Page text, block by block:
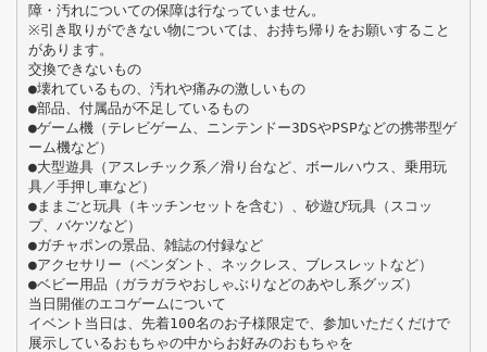
障・汚れについての保障は行なっていません。
※引き取りができない物については、お持ち帰りをお願いすること
があります。
交換できないもの
●壊れているもの、汚れや痛みの激しいもの
●部品、付属品が不足しているもの
●ゲーム機（テレビゲーム、ニンテンドー3DSやPSPなどの携帯型ゲ
ーム機など）
●大型遊具（アスレチック系／滑り台など、ボールハウス、乗用玩
具／手押し車など）
●ままごと玩具（キッチンセットを含む）、砂遊び玩具（スコッ
プ、バケツなど）
●ガチャポンの景品、雑誌の付録など
●アクセサリー（ペンダント、ネックレス、ブレスレットなど）
●ベビー用品（ガラガラやおしゃぶりなどのあやし系グッズ）
当日開催のエコゲームについて
イベント当日は、先着100名のお子様限定で、参加いただくだけで
展示しているおもちゃの中からお好みのおもちゃを